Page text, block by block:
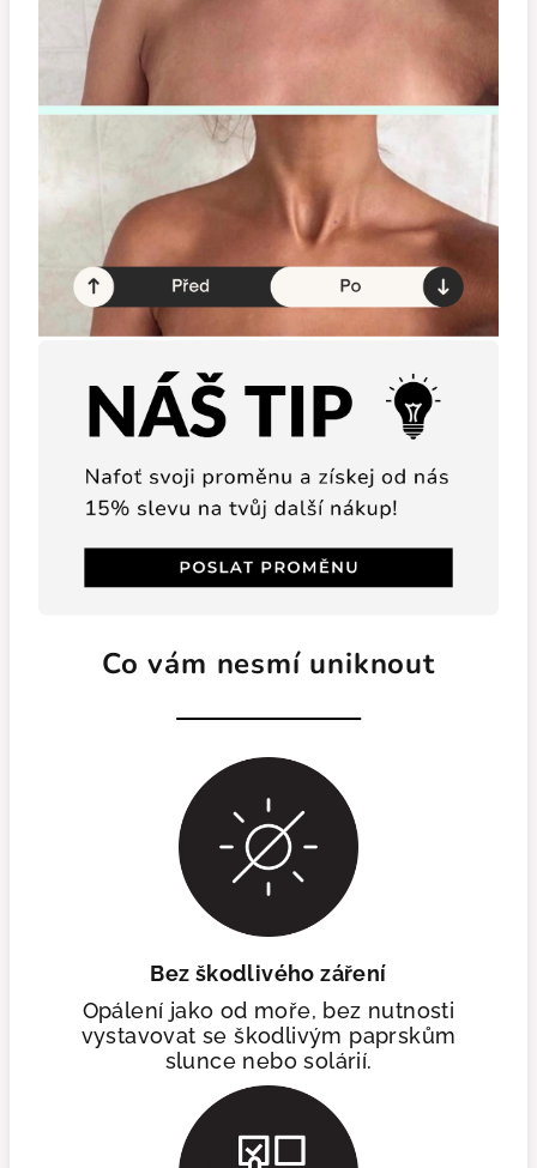
Co vám nesmí uniknout
Bez škodlivého záření
Opálení jako od moře, bez nutnosti
vystavovat se škodlivým paprskům
slunce nebo solárií.